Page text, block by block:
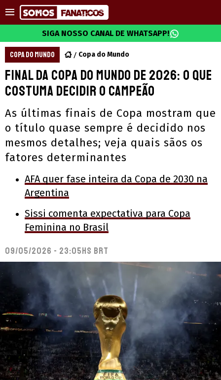
SIGA NOSSO CANAL DE WHATSAPP!
COPA DO MUNDO Copa do Mundo
Final da Copa do Mundo de 2026: O que
costuma decidir o campeão
As últimas finais de Copa mostram que
o título quase sempre é decidido nos
mesmos detalhes; veja quais sãos os
fatores determinantes
AFA quer fase inteira da Copa de 2030 na
Argentina
Sissi comenta expectativa para Copa
Feminina no Brasil
09/05/2026 - 23:05hs BRT